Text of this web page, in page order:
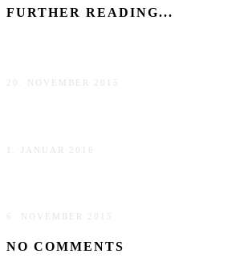
FURTHER READING...
20. NOVEMBER 2015
1. JANUAR 2016
6. NOVEMBER 2015
NO COMMENTS